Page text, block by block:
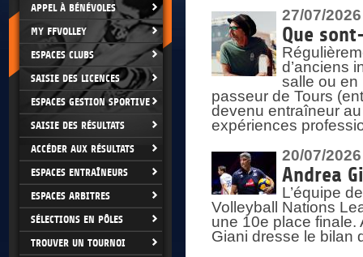
APPEL À BÉNÉVOLES
MY FFVOLLEY
ESPACES CLUBS
SAISIE DES LICENCES
ESPACES GESTION SPORTIVE
SAISIE DES RÉSULTATS
ACCÉDER AUX RÉSULTATS
ESPACES ENTRAÎNEURS
ESPACES ARBITRES
SÉLECTIONS EN PÔLES
TROUVER UN TOURNOI
27/07/2026
Que
d’anciens
salle ou en
passeur de Tours
devenu entraîneur
expériences
20/07/2026
Andrea
L’équipe
Volleyball Nations
une 10e place finale.
Giani dresse le bilan